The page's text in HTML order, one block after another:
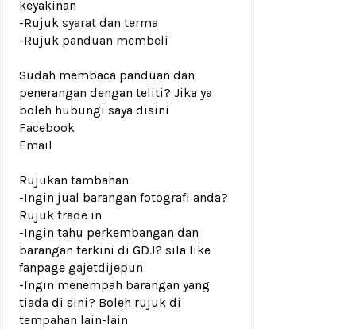
keyakinan
-Rujuk syarat dan terma
-Rujuk panduan membeli
Sudah membaca panduan dan
penerangan dengan teliti? Jika ya
boleh hubungi saya disini
Facebook
Email
Rujukan tambahan
-Ingin jual barangan fotografi anda?
Rujuk trade in
-Ingin tahu perkembangan dan
barangan terkini di GDJ? sila like
fanpage gajetdijepun
-Ingin menempah barangan yang
tiada di sini? Boleh rujuk di
tempahan lain-lain